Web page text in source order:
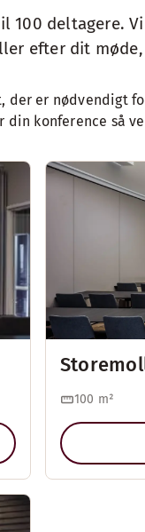
deltagere.
efter dit
er nødvendigt
konference så
100 m²